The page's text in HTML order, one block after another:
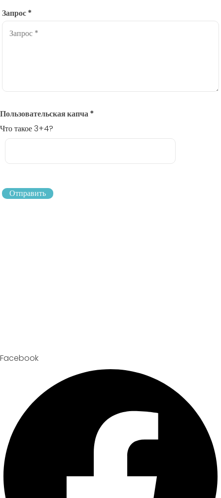
Запрос*
Пользовательская капча*
Что такое 3+4?
Отправить
Facebook